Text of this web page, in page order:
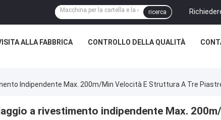
ricerca
ALLA FABBRICA CONTROLLO DELLA QUALITÀ
Indipendente Max. 200m/min Velocità E Struttura A Tre
a rivestimento indipendente Max.